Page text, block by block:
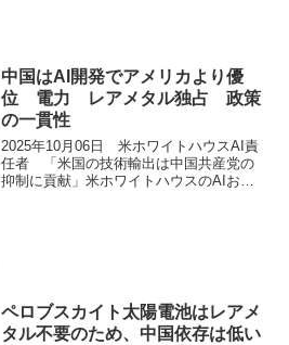
中国はAI開発でアメリカより優
位 電力 レアメタル独占 政策
の一貫性
2025年10月06日 米ホワイトハウスAI責
任者 「米国の技術輸出は中国共産党の
抑制に貢献」米ホワイトハウスのAIおよ
ペロブスカイト太陽電池はレアメ
タル不要のため、中国依存は低い